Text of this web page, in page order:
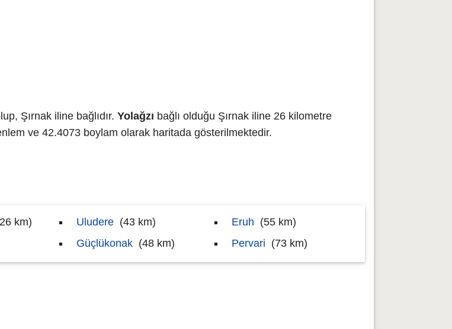
Şırnak iline bağlıdır. Yolağzı bağlı olduğu Şırnak iline 26 kilometre
ve 42.4073 boylam olarak haritada gösterilmektedir.
km)
Uludere (43 km)
Güçlükonak (48 km)
Eruh (55 km)
Pervari (73 km)